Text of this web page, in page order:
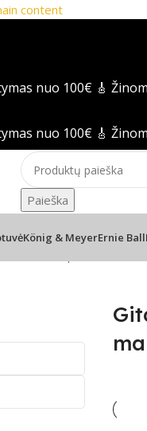
content
nuo 100€ 🎸
nuo 100€ 🎸
Paieška
König & MeyerErnie Ball